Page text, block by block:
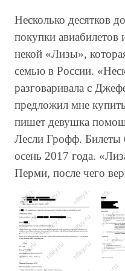
Несколько десятков
покупки
некой «Лизы»,
семью в России.
разговаривала с
предложил мне
пишет девушка
Лесли Грофф. Билеты
осень 2017 года.
Перми, после чего